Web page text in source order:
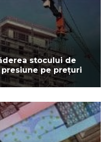
stocului de
pe prețuri